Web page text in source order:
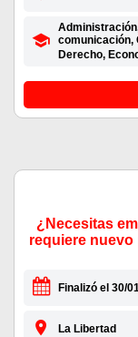
comunicación,
Derecho,
¿Necesitas
requiere
Finalizó el 30/
La Libertad